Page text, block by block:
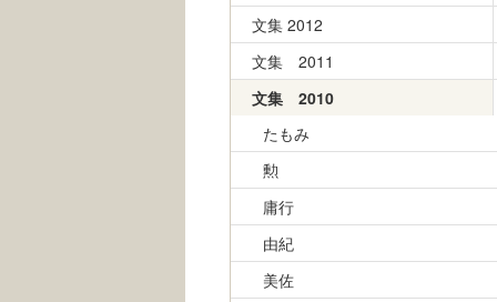
文集 2012
文集 2011
文集 2010
たもみ
勲
庸行
由紀
美佐